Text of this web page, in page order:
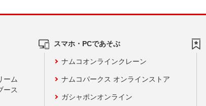
ーム
ース
スマホ・PCであそぶ
ナムコオンラインクレーン
ナムコパークス オンラインストア
ガシャポンオンライン